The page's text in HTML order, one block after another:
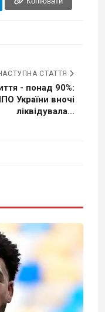
СТАТТЯ
- понад 90%:
України вночі
ліквідувала...